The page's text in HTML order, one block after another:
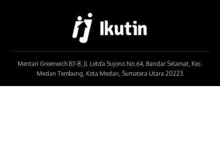
Mentari Greenwich B7-8, Jl. Letda Sujono No.64, Bandar Selamat, Kec.
Medan Tembung, Kota Medan, Sumatera Utara 20223